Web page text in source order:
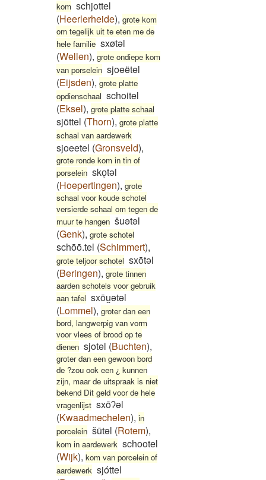
kom schjottel
(Heerlerheide), grote kom
om tegelijk uit te eten me de
hele familie sxøtəl
(Wellen), grote ondiepe kom
van porselein sjoeëtel
(Eijsden), grote platte
opdienschaal schoitel
(Eksel), grote platte schaal
sjöttel (Thorn), grote platte
schaal van aardewerk
sjoeetel (Gronsveld),
grote ronde kom in tin of
porselein skoͅtəl
(Hoepertingen), grote
schaal voor koude schotel
versierde schaal om tegen de
muur te hangen šuətəl
(Genk), grote schotel
schōō.tel (Schimmert),
grote teljoor schotel sxōtəl
(Beringen), grote tinnen
aarden schotels voor gebruik
aan tafel sxōu̯ətəl
(Lommel), groter dan een
bord, langwerpig van vorm
voor vlees of brood op te
dienen sjotel (Buchten),
groter dan een gewoon bord
de ?zou ook een ¿ kunnen
zijn, maar de uitspraak is niet
bekend Dit geld voor de hele
vragenlijst sxōʔəl
(Kwaadmechelen), in
porcelein šūtəl (Rotem),
kom in aardewerk schootel
(Wijk), kom van porcelein of
aardewerk sjóttel